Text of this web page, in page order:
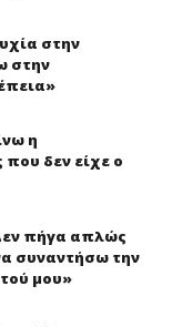
στην
στην
η
δεν είχε ο
πήγα απλώς
συναντήσω την
μου»